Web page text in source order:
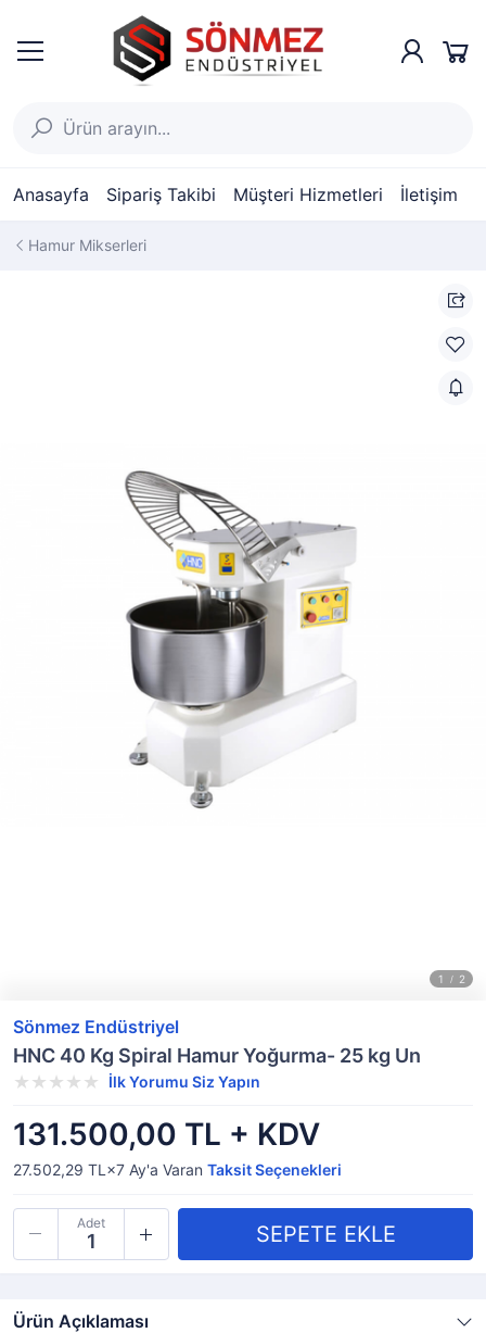
Anasayfa Sipariş Takibi Müşteri Hizmetleri İletişim
Hamur Mikserleri
Sönmez Endüstriyel
HNC 40 Kg Spiral Hamur Yoğurma- 25 kg Un
İlk Yorumu Siz Yapın
131.500,00 TL + KDV
27.502,29 TL×7 Ay'a Varan Taksit Seçenekleri
Adet
Ürün Açıklaması